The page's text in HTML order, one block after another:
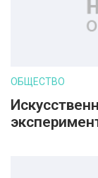
ОБЩЕСТВО